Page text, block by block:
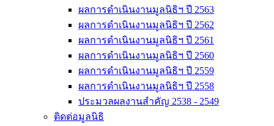
ผลการดำเนินงานมูลนิธิฯ ปี 2563
ผลการดำเนินงานมูลนิธิฯ ปี 2562
ผลการดำเนินงานมูลนิธิฯ ปี 2561
ผลการดำเนินงานมูลนิธิฯ ปี 2560
ผลการดำเนินงานมูลนิธิฯ ปี 2559
ผลการดำเนินงานมูลนิธิฯ ปี 2558
ประมวลผลงานสำคัญ 2538 - 2549
ติดต่อมูลนิธิ